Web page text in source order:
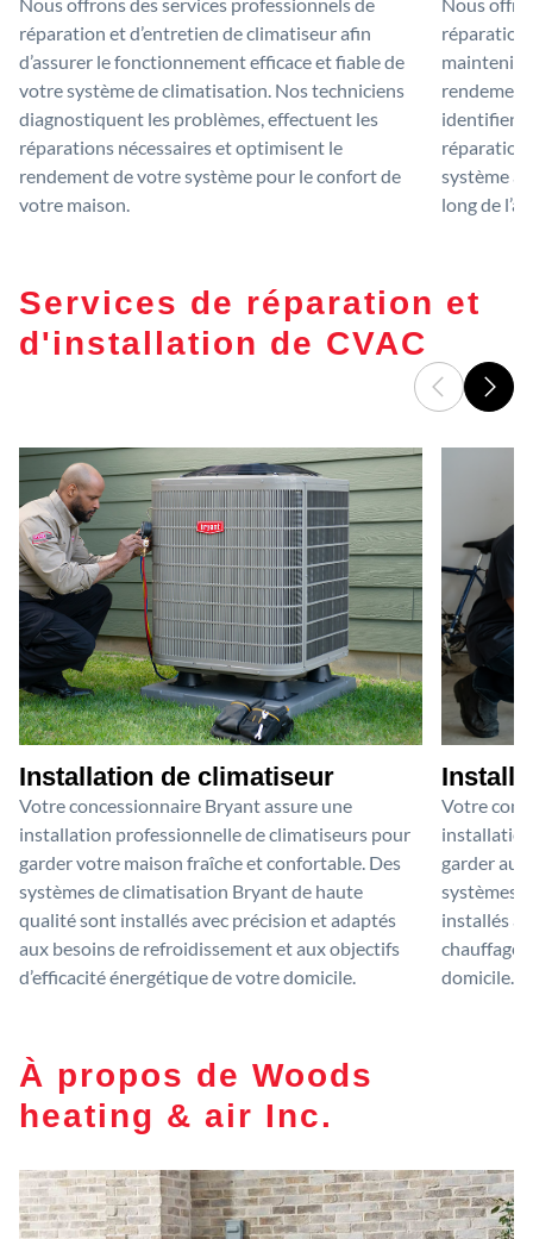
réparation et d’entretien de climatiseur afin
d’assurer le fonctionnement efficace et fiable de
votre système de climatisation. Nos techniciens
diagnostiquent les problèmes, effectuent les
réparations nécessaires et optimisent le
rendement de votre système pour le confort de
votre maison.
réparation
maintenir
identifient
système
long de
Services de réparation et
d'installation de CVAC
Installation de climatiseur
Votre concessionnaire Bryant assure une
installation professionnelle de climatiseurs pour
garder votre maison fraîche et confortable. Des
systèmes de climatisation Bryant de haute
qualité sont installés avec précision et adaptés
aux besoins de refroidissement et aux objectifs
d’efficacité énergétique de votre domicile.
Votre
garder au
systèmes
installés
chauffage
domicile.
À propos de Woods
heating & air Inc.